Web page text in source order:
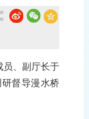
员、副厅长于
研督导漫水桥